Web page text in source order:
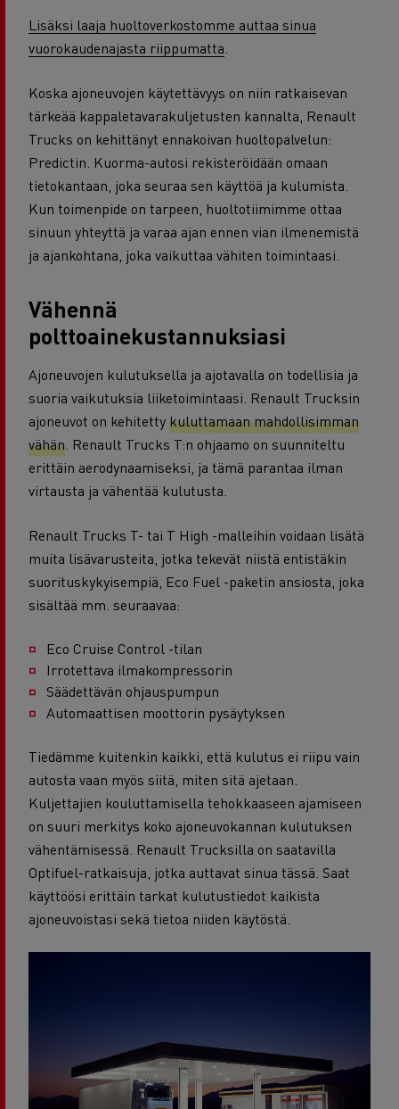
Lisäksi laaja huoltoverkostomme auttaa sinua
vuorokaudenajasta riippumatta
Koska ajoneuvojen käytettävyys on niin ratkaisevan
tärkeää kappaletavarakuljetusten kannalta, Renault
Trucks on kehittänyt ennakoivan huoltopalvelun:
Predictin. Kuorma-autosi rekisteröidään omaan
tietokantaan, joka seuraa sen käyttöä ja kulumista.
Kun toimenpide on tarpeen, huoltotiimimme ottaa
sinuun yhteyttä ja varaa ajan ennen vian ilmenemistä
ja ajankohtana, joka vaikuttaa vähiten toimintaasi.
Vähennä
polttoainekustannuksiasi
Ajoneuvojen kulutuksella ja ajotavalla on todellisia ja
suoria vaikutuksia liiketoimintaasi. Renault Trucksin
ajoneuvot on kehitettykuluttamaan mahdollisimman
vähän . Renault Trucks T:n ohjaamo on suunniteltu
erittäin aerodynaamiseksi, ja tämä parantaa ilman
virtausta ja vähentää kulutusta.
Renault Trucks T- tai T High -malleihin voidaan lisätä
muita lisävarusteita, jotka tekevät niistä entistäkin
suorituskykyisempiä, Eco Fuel -paketin ansiosta, joka
sisältää mm. seuraavaa:
Eco Cruise Control -tilan
Irrotettava ilmakompressorin
Säädettävän ohjauspumpun
Automaattisen moottorin pysäytyksen
Tiedämme kuitenkin kaikki, että kulutus ei riipu vain
autosta vaan myös siitä, miten sitä ajetaan.
Kuljettajien kouluttamisella tehokkaaseen ajamiseen
on suuri merkitys koko ajoneuvokannan kulutuksen
vähentämisessä. Renault Trucksilla on saatavilla
Optifuel-ratkaisuja, jotka auttavat sinua tässä. Saat
käyttöösi erittäin tarkat kulutustiedot kaikista
ajoneuvoistasi sekä tietoa niiden käytöstä.